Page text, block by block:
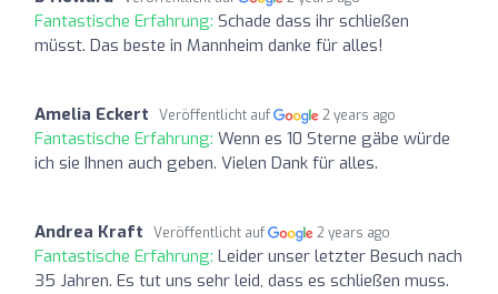
Fantastische Erfahrung: Schade dass ihr schließen
müsst. Das beste in Mannheim danke für alles!
Amelia Eckert Veröffentlicht auf 2 years ago
Fantastische Erfahrung: Wenn es 10 Sterne gäbe würde
ich sie Ihnen auch geben. Vielen Dank für alles.
Andrea Kraft Veröffentlicht auf 2 years ago
Fantastische Erfahrung: Leider unser letzter Besuch nach
35 Jahren. Es tut uns sehr leid, dass es schließen muss.